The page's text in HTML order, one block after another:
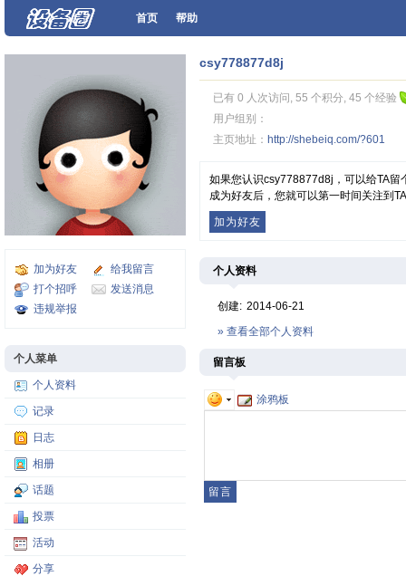
首页 帮助
加为好友
给我留言
打个招呼
发送消息
违规举报
个人菜单
个人资料
记录
日志
相册
话题
投票
活动
分享
csy778877d8j
已有 0 人次访问, 55 个积分, 45 个经验
用户组别：
主页地址： http://shebeiq.com/?601
如果您认识csy778877d8j，可以给TA
成为好友后，您就可以第一时间关注到
加为好友
个人资料
创建: 2014-06-21
» 查看全部个人资料
留言板
涂鸦板